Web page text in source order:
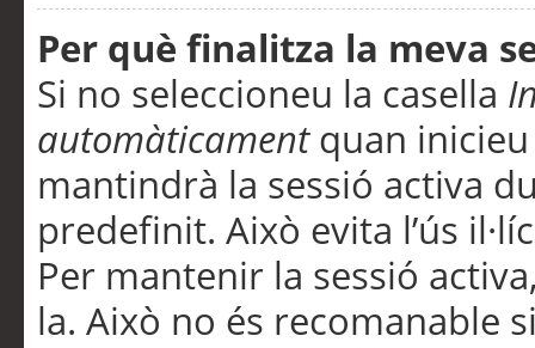
Per què finalitza la meva
Si no seleccioneu la casella
automàticamentquan inicieu
mantindrà la sessió activa
predefinit. Això evita l’ús
Per mantenir la sessió
la. Això no és recomanable